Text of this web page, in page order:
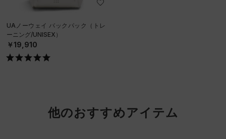
UAノーウェイ バックパック（トレ
ーニング/UNISEX）
￥19,910
他のおすすめアイテム